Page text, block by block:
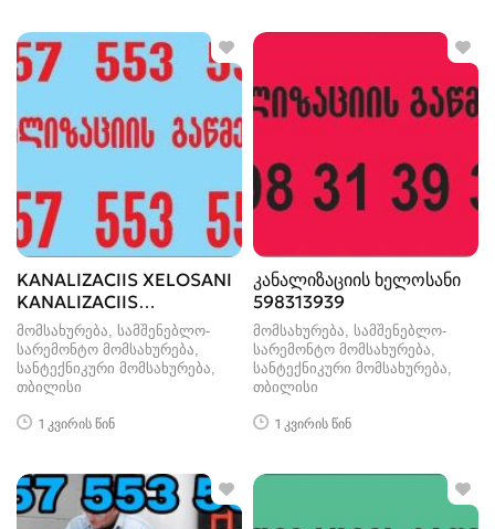
KANALIZACIIS XELOSANI
KANALIZACIIS
GAWMENDA
მომსახურება, სამშენებლო-
სარემონტო მომსახურება,
სანტექნიკური მომსახურება
თბილისი
1 კვირის წინ
კანალიზაციის ხელოსანი
598313939
მომსახურება, სამშენებლო-
სარემონტო მომსახურება,
სანტექნიკური მომსახურება
თბილისი
1 კვირის წინ